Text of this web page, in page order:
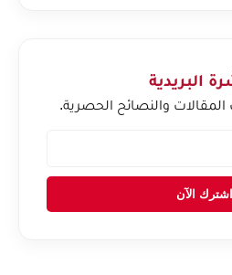
البريدية
والنصائح الحصرية.
اشترك الآن